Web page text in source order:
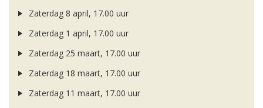
Zaterdag 8 april, 17.00 uur
Zaterdag 1 april, 17.00 uur
Zaterdag 25 maart, 17.00 uur
Zaterdag 18 maart, 17.00 uur
Zaterdag 11 maart, 17.00 uur